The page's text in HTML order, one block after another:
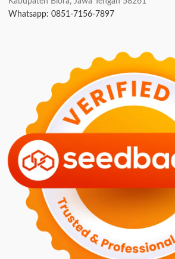
Whatsapp: 0851-7156-7897